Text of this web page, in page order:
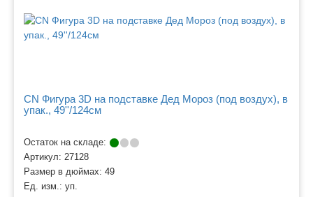
CN Фигура 3D на подставке Дед Мороз (под воздух), в
упак., 49''/124см
Остаток на складе:
Артикул: 27128
Размер в дюймах: 49
Ед. изм.: уп.